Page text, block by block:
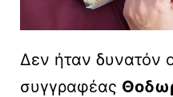
Δεν ήταν δυνατόν ο
συγγραφέας